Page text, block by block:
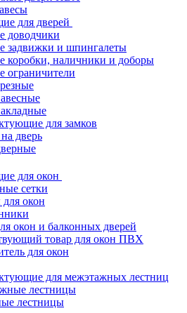
для дверей
доводчики
задвижки и шпингалеты
коробки, наличники и доборы
ограничители
для замков
дверь
для окон
сетки
окон
окон и балконных дверей
товар для окон ПВХ
для окон
для межэтажных лестниц
лестницы
лестницы